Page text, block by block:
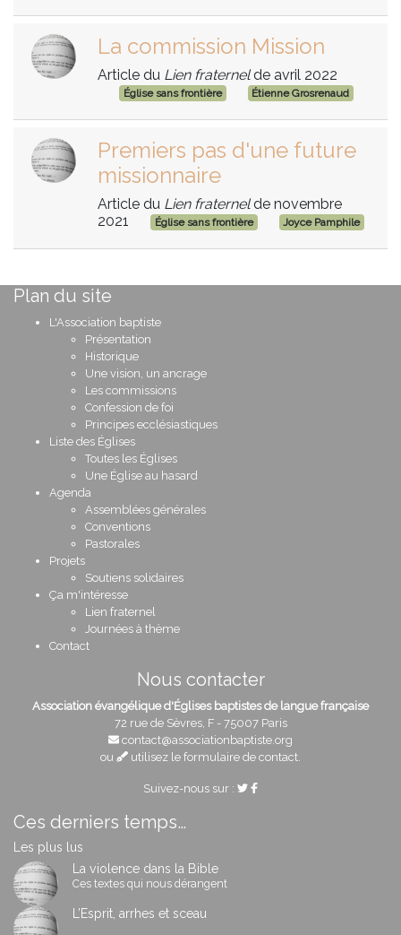
La commission Mission
Article du Lien fraternelde avril 2022
Église sans frontière Étienne Grosrenaud
Premiers pas d'une future
missionnaire
Article du Lien fraternelde novembre
2021
Église sans frontière Joyce Pamphile
Plan du site
L'Association baptiste
Présentation
Historique
Une vision, un ancrage
Les commissions
Confession de foi
Principes ecclésiastiques
Liste des Églises
Toutes les Églises
Une Église au hasard
Agenda
Assemblées générales
Conventions
Pastorales
Projets
Soutiens solidaires
Ça m'intéresse
Lien fraternel
Journées à thème
Contact
Nous contacter
Association évangélique d'Églises baptistes de langue française
72 rue de Sèvres, F - 75007 Paris
contact@associationbaptiste.org
ou
utilisez le formulaire de contact.
Suivez-nous sur :
Ces derniers temps…
Les plus lus
La violence dans la Bible
Ces textes qui nous dérangent
L’Esprit, arrhes et sceau